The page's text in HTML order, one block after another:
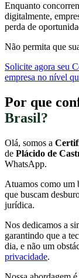
Enquanto
digitalmente,
perda de
Não permita que
Solicite agora seu
empresa no nível
Por que
Brasil?
Olá, somos a
de Plácido de
WhatsApp.
Atuamos como um
que buscam
jurídica.
Nos dedicamos a
garantindo que a
dia, e não um
privacidade.